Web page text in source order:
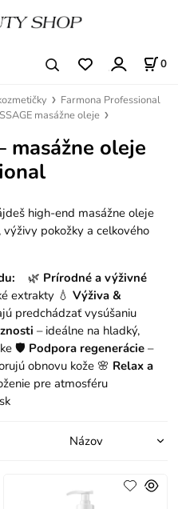
0
Farmona Professional
masážne oleje
masážne oleje
high-end masážne oleje
pokožky a celkového
🌿 Prírodné a výživné
extrakty 💧 Výživa &
predchádzať vysúšaniu
– ideálne na hladký,
🛡️ Podpora regenerácie–
obnovu kože 🌸 Relax a
pre atmosféru